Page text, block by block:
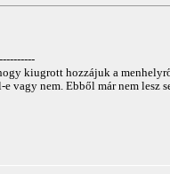
kiugrott hozzájuk a
vagy nem. Ebből már nem lesz